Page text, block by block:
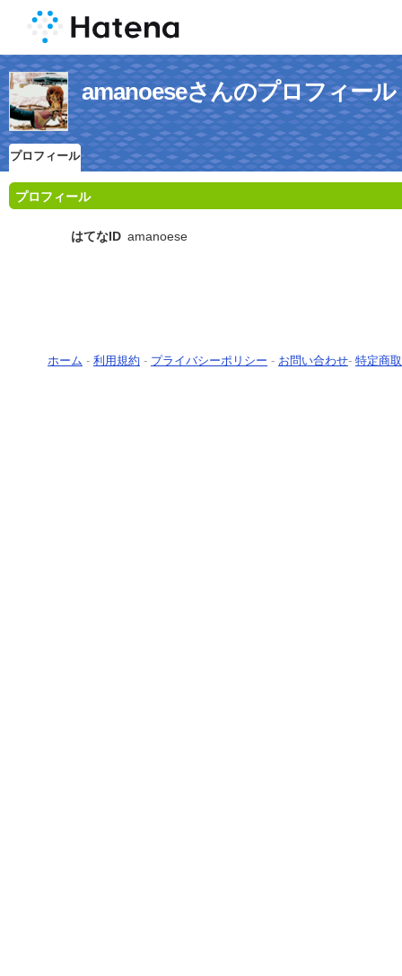
amanoeseさんのプロフィール
プロフィール
プロフィール
はてなID amanoese
ホーム - 利用規約 - プライバシーポリシー - お問い合わせ- 特定商